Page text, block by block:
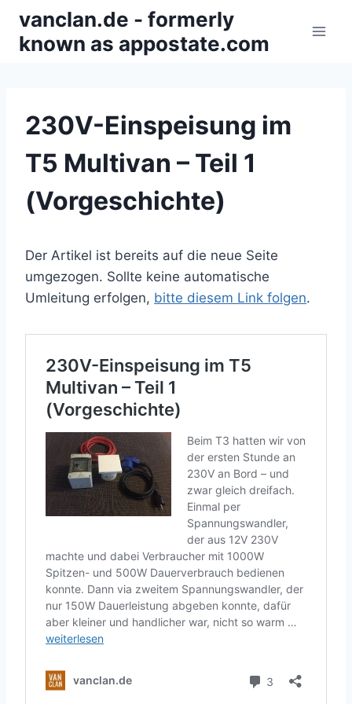
Inhalt
springen
vanclan.de - formerly
known as appostate.com
230V-Einspeisung im
T5 Multivan – Teil 1
(Vorgeschichte)
Der Artikel ist bereits auf die neue Seite
umgezogen. Sollte keine automatische
Umleitung erfolgen, bitte diesem Link folgen.